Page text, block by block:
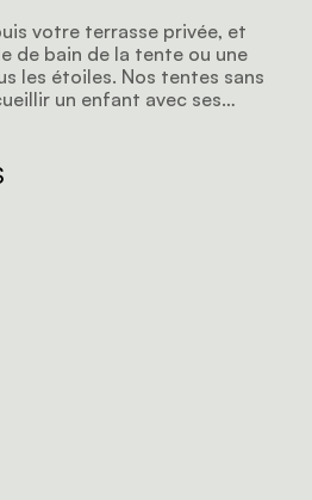
votre terrasse privée, et
de bain de la tente ou une
les étoiles. Nos tentes sans
un enfant avec ses